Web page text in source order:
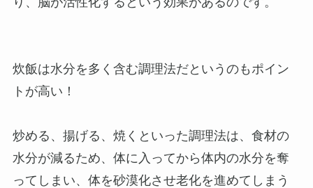
炊飯は水分を多く含む調理法だというのもポイン
トが高い！
炒める、揚げる、焼くといった調理法は、食材の
水分が減るため、体に入ってから体内の水分を奪
ってしまい、体を砂漠化させ老化を進めてしまう